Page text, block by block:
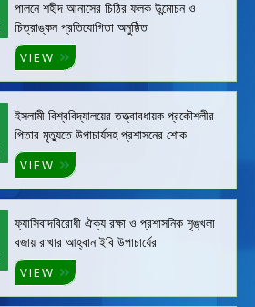
পালনে শহীদ আনাসের চিঠির ফলক উন্মোচন ও
চিত্রাঙ্কন প্রতিযোগিতা অনুষ্ঠিত
VIEW
ইসলামী বিশ্ববিদ্যালয়ের তত্ত্বাবধায়ক প্রকৌশলীর
পিতার মৃত্যুতে উপাচার্যসহ প্রশাসনের শোক
VIEW
ফ্যাসিবাদবিরোধী ঐক্য রক্ষা ও প্রশাসনিক শৃঙ্খলা
বজায় রাখার আহ্বান ইবি উপাচার্যের
VIEW